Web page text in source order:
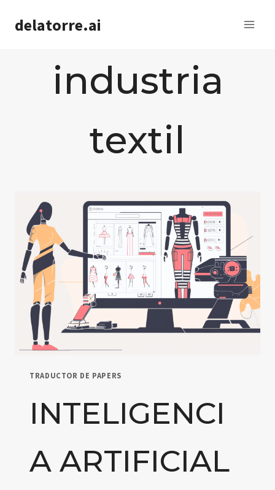
delatorre.ai
industria
textil
TRADUCTOR DE PAPERS
INTELIGENCI
A ARTIFICIAL